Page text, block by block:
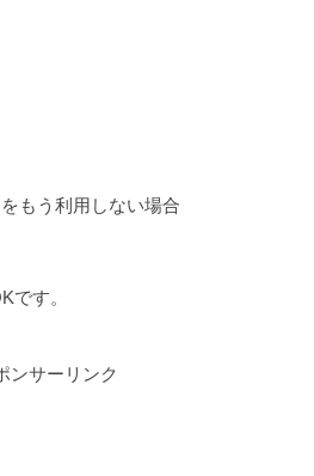
もう利用しない場合
です。
ンサーリンク